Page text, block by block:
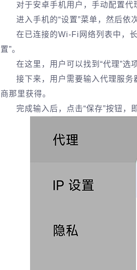
对于安卓手机用户，手动配置代
进入手机的“设置”菜单，然后依
在已连接的Wi-Fi网络列表中，
置”。
在这里，用户可以找到“代理”选
接下来，用户需要输入代理服
商那里获得。
完成输入后，点击“保存”按钮，